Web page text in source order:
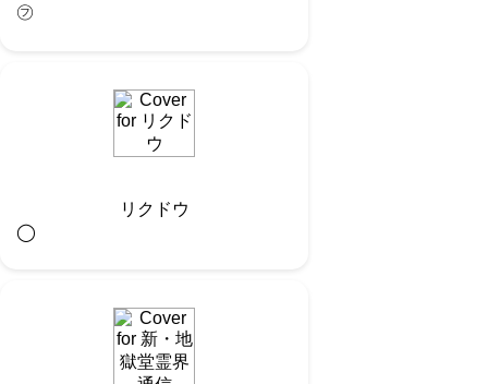
㋫
リクドウ
◯︎